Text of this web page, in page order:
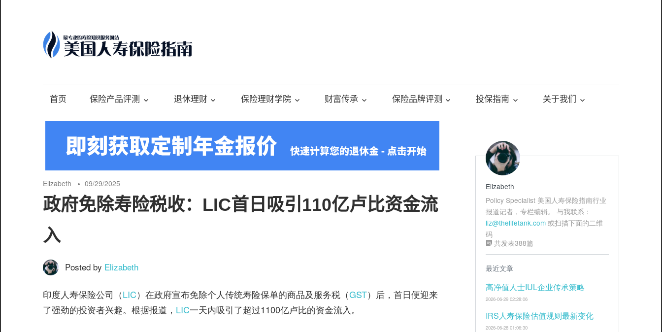
content
国
人
寿
保
南
专
业
的
险
财
务
区
首页 保险产品评测 退休理财 保险理财学院 财富传承 保险品牌评测 投保指南 关于我们
Elizabeth 09/29/2025
政府免除寿险税收：LIC首日吸引110亿卢比资金流
入
Posted by Elizabeth
印度人寿保险公司（LIC）在政府宣布免除个人传统寿险保单的商品及服务税（GST）后，首日便迎来
了强劲的投资者兴趣。根据报道， LIC一天内吸引了超过1100亿卢比的资金流入。
Elizabeth
Policy Specialist 美国人寿保险指南行业
报道记者，专栏编辑。 与我联系：
liz@thelifetank.com或扫描下面的二维
码
共发表388篇
最近文章
高净值人士IUL企业传承策略
2026-06-29 02:28:06
IRS人寿保险估值规则最新变化
2026-06-28 01:06:30